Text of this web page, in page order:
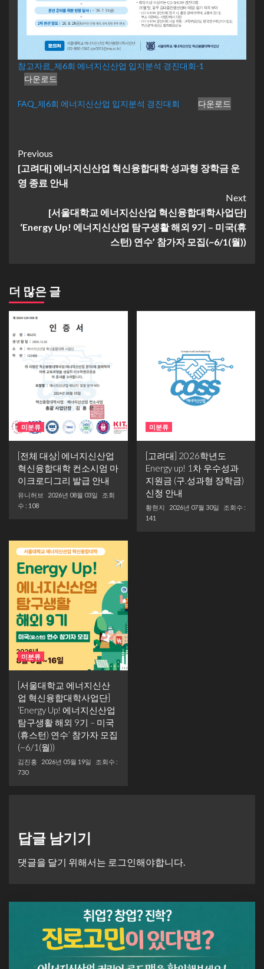
참고자료_제6회 에너지신산업 입지분석 경진대회-1
다운로드
FAQ_제6회 에너지신산업 입지분석 경진대회 다운로드
Continue
Reading
Previous
[고려대] 에너지신산업 혁신융합대학 성과형 장학금 운
영 종료 안내
Next
[서울대학교 에너지신산업 혁신융합대학사업단]
‘Energy Up! 에너지신산업 탐구생활 해외 9기 – 미국(휴
스턴) 연수’ 참가자 모집(~6/1(월))
더 많은 글
미분류
[전체 대상] 에너지신산업
혁신융합대학 컨소시엄 마
이크로디그리 발급 안내
유니허브 2026년 08월 03일
조회
수 : 108
미분류
[고려대] 2026학년도
Energy up! 1차 우수성과
지원금 (구.성과형 장학금)
신청 안내
황현지 2026년 07월 30일
조회수 :
141
미분류
[서울대학교 에너지신산
업 혁신융합대학사업단]
‘Energy Up! 에너지신산업
탐구생활 해외 9기 – 미국
(휴스턴) 연수’ 참가자 모집
(~6/1(월))
김진홍 2026년 05월 19일
조회수 :
730
답글 남기기
댓글을 달기 위해서는 로그인해야합니다.